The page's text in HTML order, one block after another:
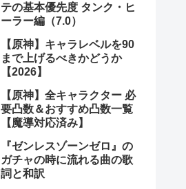
テの基本優先度 タンク・ヒ
ーラー編（7.0）
【原神】キャラレベルを90
まで上げるべきかどうか
【2026】
【原神】全キャラクター 必
要凸数＆おすすめ凸数一覧
【魔導対応済み】
『ゼンレスゾーンゼロ』の
ガチャの時に流れる曲の歌
詞と和訳